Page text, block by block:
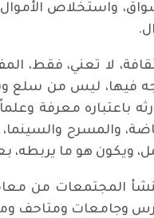
واستخلاص
لا تعني، فقط،
فيها، ليس من سلع
باعتباره معرفة
والمسرح
ويكون هو ما يربطه،
المجتمعات من
وجامعات ومتاحف